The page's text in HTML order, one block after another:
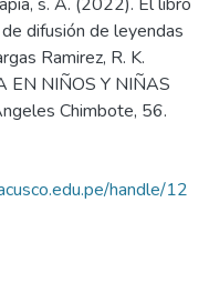
difusión de leyendas
Ramirez, R. K.
EN NIÑOS Y NIÑAS
Chimbote, 56.
handle/12